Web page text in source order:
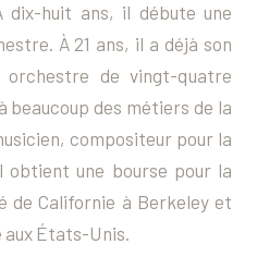
dix-huit ans, il débute une
À 21 ans, il a déjà son
de vingt-quatre
beaucoup des métiers de la
compositeur pour la
une bourse pour la
de Californie à Berkeley et
aux États-Unis.